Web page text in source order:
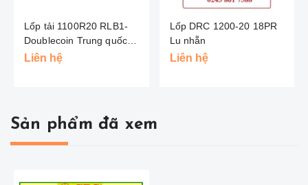
Lốp tải 1100R20 RLB1-
Doublecoin Trung quốc
(Hai Đồng Tiền )
Liên hệ
Lốp DRC 1200-20 18PR
Lu nhẵn
Liên hệ
Sản phẩm đã xem